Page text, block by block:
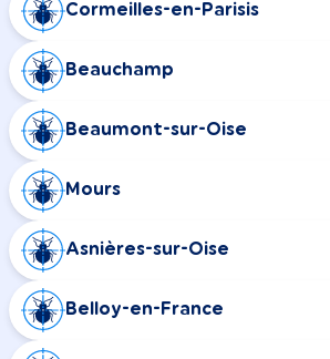
Cormeilles-en-Parisis
Beauchamp
Beaumont-sur-Oise
Mours
Asnières-sur-Oise
Belloy-en-France